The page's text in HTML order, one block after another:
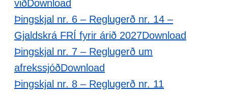
viðDownload
Þingskjal nr. 6 – Reglugerð nr. 14 –
Gjaldskrá FRÍ fyrir árið 2027Download
Þingskjal nr. 7 – Reglugerð um
afrekssjóðDownload
Þingskjal nr. 8 – Reglugerð nr. 11